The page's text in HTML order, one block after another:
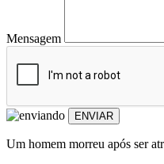
Mensagem
ENVIAR
Um homem morreu após ser